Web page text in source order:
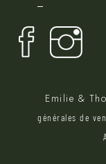
Emilie &
générales de